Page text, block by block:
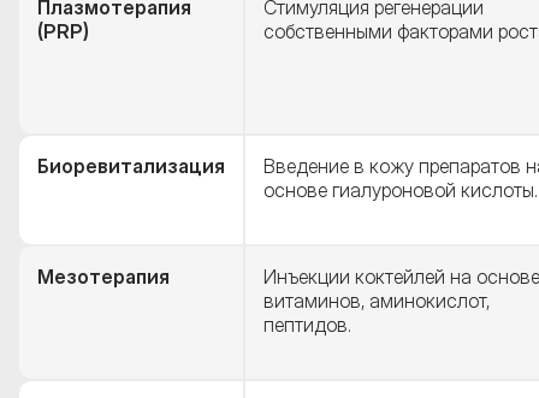
Плазмотерапия
(PRP)
Стимуляция регенерации
собственными факторами
Биоревитализация
Введение в кожу препаратов
основе гиалуроновой кислоты.
Мезотерапия
Инъекции коктейлей на основе
витаминов, аминокислот,
пептидов.